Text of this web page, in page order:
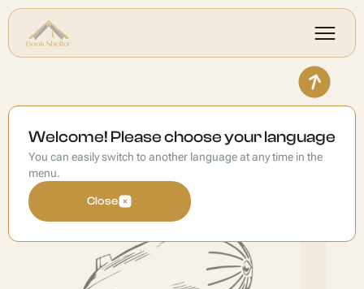
Welcome! Please choose your language
You can easily switch to another language at any time in the
menu.
Close
Kids Time Travel